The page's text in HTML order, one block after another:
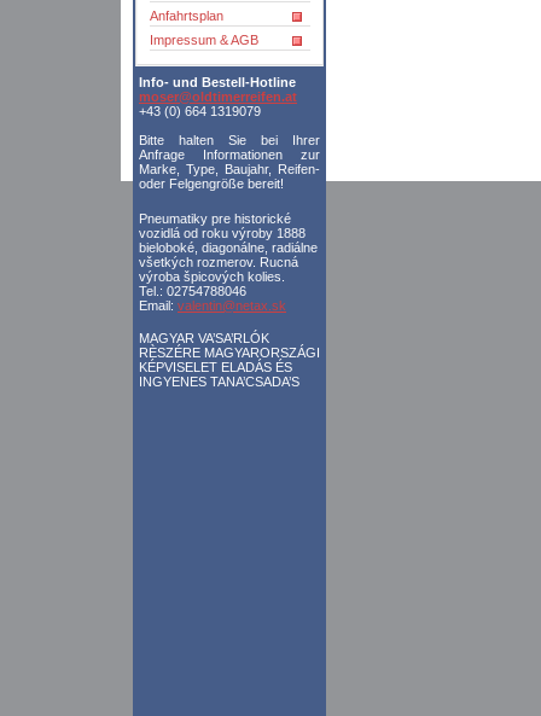
Anfahrtsplan
Impressum & AGB
Info- und Bestell-Hotline
moser@oldtimerreifen.at
+43 (0) 664 1319079
Bitte halten Sie bei Ihrer
Anfrage Informationen zur
Marke, Type, Baujahr, Reifen-
oder Felgengröße bereit!
Pneumatiky pre historické
vozidlá od roku výroby 1888
bieloboké, diagonálne, radiálne
všetkých rozmerov. Rucná
výroba špicových kolies.
Tel.: 02754788046
Email: valentin@netax.sk
MAGYAR VA’SA’RLÓK
RÈSZÉRE MAGYARORSZÁGI
KÉPVISELET ELADÁS ÉS
INGYENES TANA’CSADA’S